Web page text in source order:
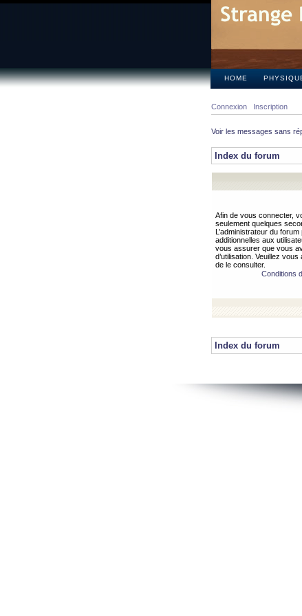
HOME
Connexion Inscription
Voir les messages sans
Index du forum
Afin de vous connecter,
seulement quelques
L’administrateur du
additionnelles aux
vous assurer que vous
d’utilisation. Veuillez
de le consulter.
Conditions
Index du forum